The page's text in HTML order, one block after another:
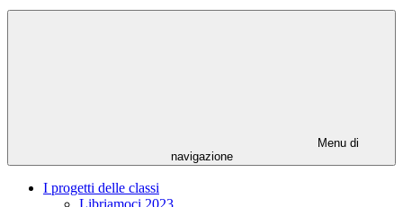
Menu di
navigazione
I progetti delle classi